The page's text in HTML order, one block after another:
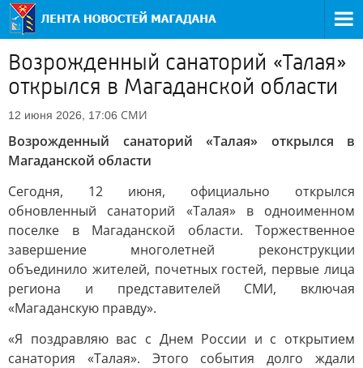
Возрожденный санаторий «Талая»
открылся в Магаданской области
12 июня 2026, 17:06 СМИ
Возрожденный санаторий «Талая» открылся в
Магаданской области
Сегодня, 12 июня, официально открылся
обновленный санаторий «Талая» в одноименном
поселке в Магаданской области. Торжественное
завершение многолетней реконструкции
объединило жителей, почетных гостей, первые лица
региона и представителей СМИ, включая
«Магаданскую правду».
«Я поздравляю вас с Днем России и с открытием
санатория «Талая». Этого события долго ждали